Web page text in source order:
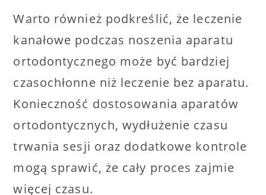
Warto również podkreślić, że leczenie
kanałowe podczas noszenia aparatu
ortodontycznego może być bardziej
czasochłonne niż leczenie bez aparatu.
Konieczność dostosowania aparatów
ortodontycznych, wydłużenie czasu
trwania sesji oraz dodatkowe kontrole
mogą sprawić, że cały proces zajmie
więcej czasu.